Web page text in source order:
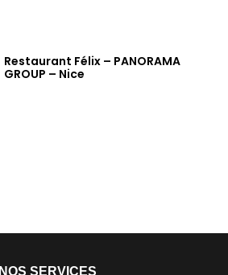
Restaurant Félix – PANORAMA
GROUP – Nice
NOS SERVICES